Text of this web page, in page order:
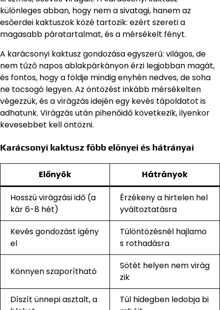
különleges abban, hogy nem a sivatagi, hanem az
esőerdei kaktuszok közé tartozik: ezért szereti a
magasabb páratartalmat, és a mérsékelt fényt.
A karácsonyi kaktusz gondozása egyszerű: világos, de
nem tűző napos ablakpárkányon érzi legjobban magát,
és fontos, hogy a földje mindig enyhén nedves, de soha
ne tocsogó legyen. Az öntözést inkább mérsékelten
végezzük, és a virágzás idején egy kevés tápoldatot is
adhatunk. Virágzás után pihenőidő következik, ilyenkor
kevesebbet kell öntözni.
Karácsonyi kaktusz főbb előnyei és hátrányai
Előnyök Hátrányok
Hosszú virágzási idő (a
kár 6-8 hét)
Érzékeny a hirtelen hel
yváltoztatásra
Kevés gondozást igény
el
Túlöntözésnél hajlamo
s rothadásra
Könnyen szaporítható
Sötét helyen nem virág
zik
Díszít ünnepi asztalt, a
Túl hidegben ledobja bi